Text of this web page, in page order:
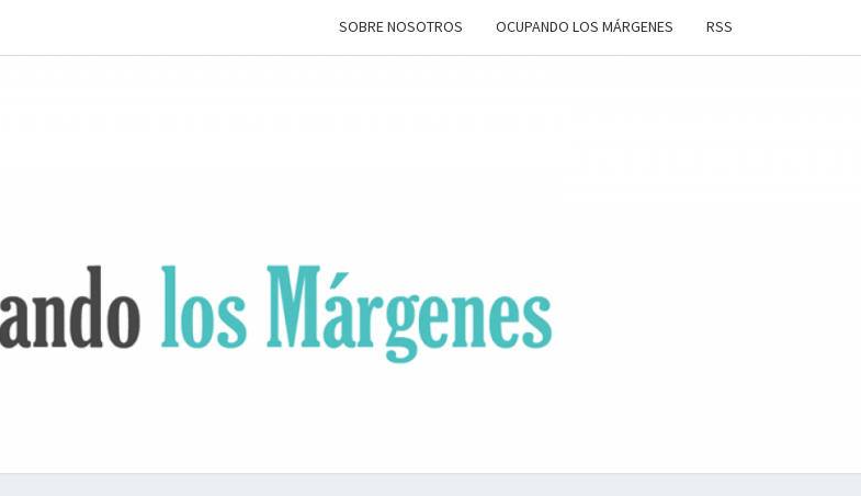
SOBRE NOSOTROS OCUPANDO LOS MÁRGENES RSS
OCUPANDO
LOS
MÁRGENES
Terapia
Ocupacional
Desde Los
Márgenes